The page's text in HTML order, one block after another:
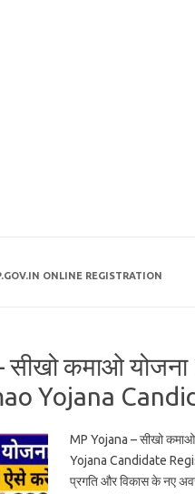
ONLINE REGISTRATION
कमाओ योजना
Yojana
MP Yojana – सीखो
Yojana Candidate
प्रगति और विकास के नए